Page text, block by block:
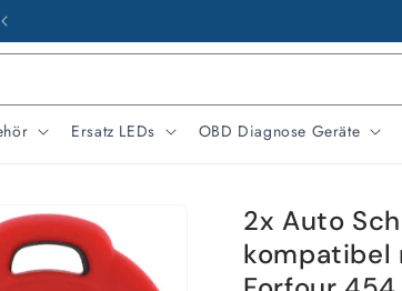
Ersatz LEDs OBD Diagnose Geräte
2x Auto
kompatibel